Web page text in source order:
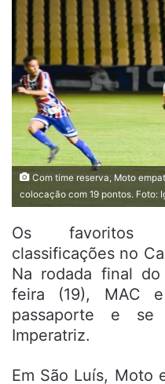
Com time reserva, Moto
colocação com 19 pontos. Foto:
Os favoritos
classificações no
Na rodada final
feira (19), MAC e
passaporte e
Imperatriz.
Em São Luís, Moto